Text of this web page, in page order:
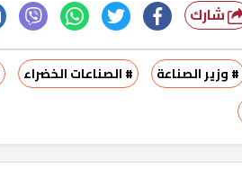
شارك
# وزير الصناعة # الصناعات الخضراء